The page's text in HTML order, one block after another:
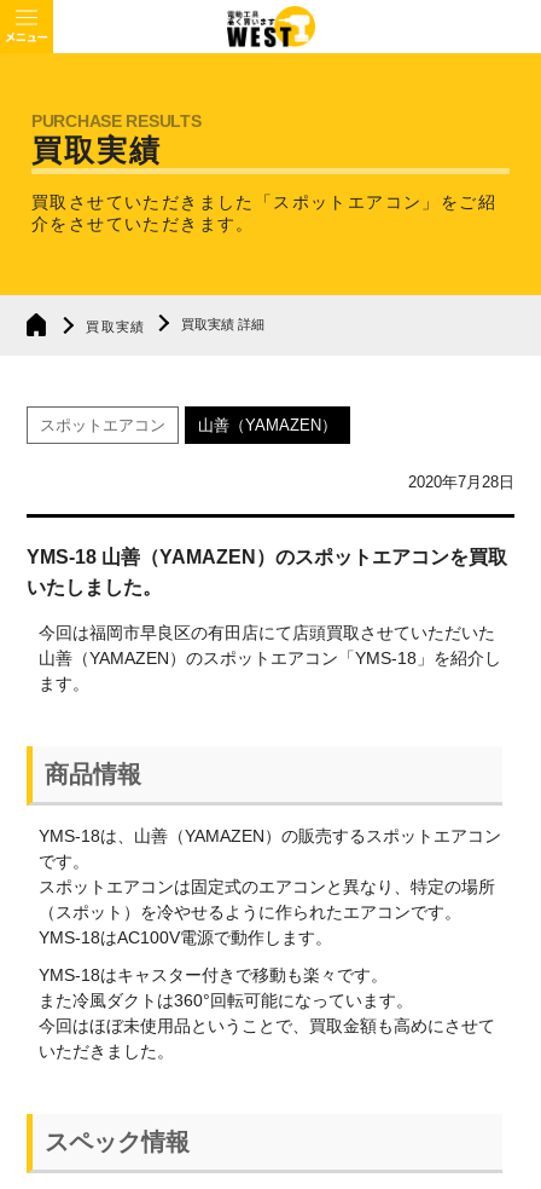
買取実績
買取させていただきました「スポットエアコン」を ご紹
介をさせていただきます。
買取実績 買取実績 詳細
スポットエアコン 山善（YAMAZEN）
2020年7月28日
YMS-18 山善（YAMAZEN）のスポットエアコンを買取
いたしました。
今回は福岡市早良区の有田店にて店頭買取させていただいた
山善（YAMAZEN）のスポットエアコン「YMS-18」を紹介し
ます。
商品情報
YMS-18は、山善（YAMAZEN）の販売するスポットエアコン
です。
スポットエアコンは固定式のエアコンと異なり、特定の場所
（スポット）を冷やせるように作られたエアコンです。
YMS-18はAC100V電源で動作します。
YMS-18はキャスター付きで移動も楽々です。
また冷風ダクトは360°回転可能になっています。
今回はほぼ未使用品ということで、買取金額も高めにさせて
いただきました。
スペック情報